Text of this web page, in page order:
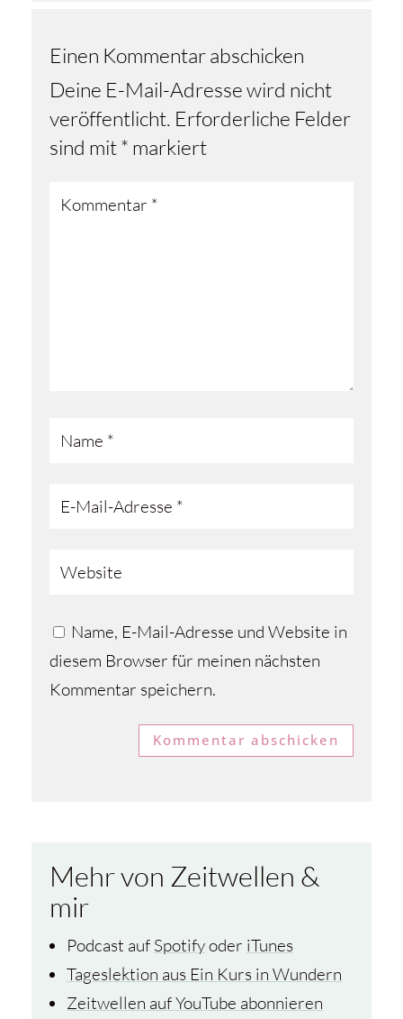
Einen Kommentar abschicken
Deine E-Mail-Adresse wird nicht
veröffentlicht. Erforderliche Felder
sind mit* markiert
Name, E-Mail-Adresse und Website in
diesem Browser für meinen nächsten
Kommentar speichern.
Kommentar abschicken
Mehr von Zeitwellen &
mir
Podcast auf Spotifyoder iTunes
Tageslektion aus Ein Kurs in Wundern
Zeitwellen auf YouTube abonnieren